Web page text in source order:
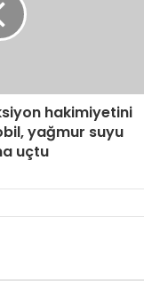
hakimiyetini
yağmur suyu
uçtu